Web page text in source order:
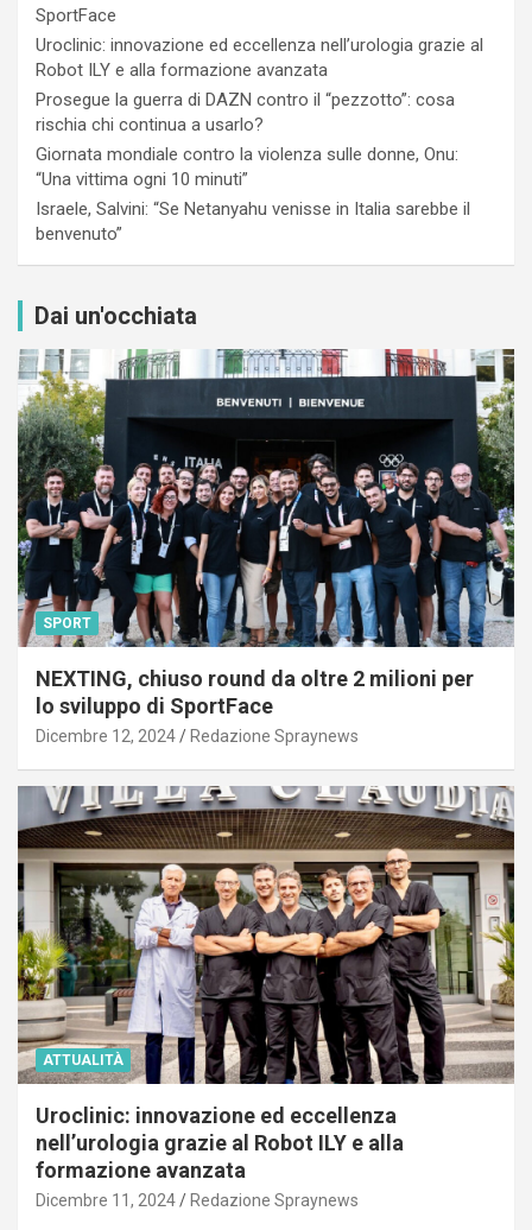
SportFace
Uroclinic: innovazione ed eccellenza nell’urologia grazie al
Robot ILY e alla formazione avanzata
Prosegue la guerra di DAZN contro il “pezzotto”: cosa
rischia chi continua a usarlo?
Giornata mondiale contro la violenza sulle donne, Onu:
“Una vittima ogni 10 minuti”
Israele, Salvini: “Se Netanyahu venisse in Italia sarebbe il
benvenuto”
Dai un'occhiata
SPORT
NEXTING, chiuso round da oltre 2 milioni per
lo sviluppo di SportFace
Dicembre 12, 2024 Redazione Spraynews
ATTUALITÀ
Uroclinic: innovazione ed eccellenza
nell’urologia grazie al Robot ILY e alla
formazione avanzata
Dicembre 11, 2024 Redazione Spraynews